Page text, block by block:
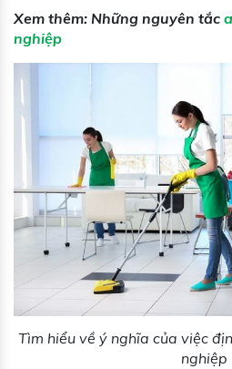
Xem thêm: Những nguyên tắc
nghiệp
Tìm hiểu về ý nghĩa của việc
nghiệp